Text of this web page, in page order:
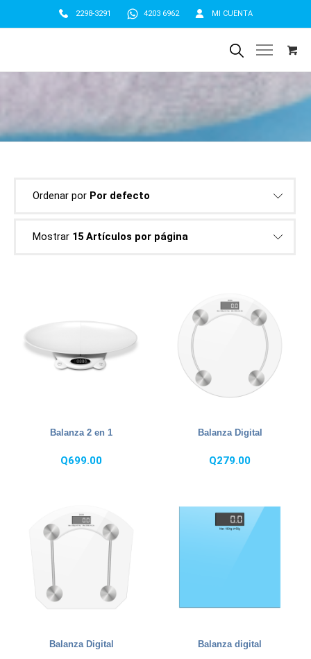
2298-3291 4203 6962 MI CUENTA
Ordenar por Por defecto
Mostrar 15 Artículos por página
Balanza 2 en 1
Q699.00
Balanza Digital
Q279.00
Balanza Digital Balanza digital